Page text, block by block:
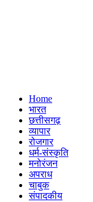
Home
भारत
छत्तीसगढ़
व्यापार
रोजगार
धर्म-संस्कृति
मनोरंजन
अपराध
चाबुक
संपादकीय